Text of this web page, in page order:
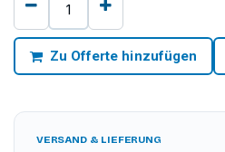
Zu Offerte hinzufügen
VERSAND & LIEFERUNG